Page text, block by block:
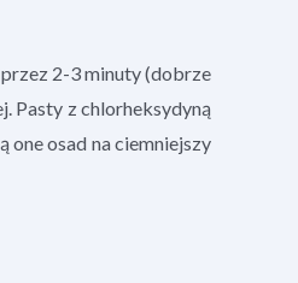
2-3 minuty (dobrze
Pasty z chlorheksydyną
osad na ciemniejszy